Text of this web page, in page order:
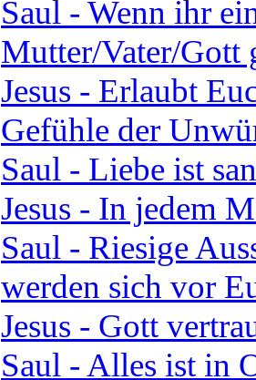
Saul - Wenn ihr
Mutter/Vater/Gott
Jesus - Erlaubt
Gefühle der
Saul - Liebe ist
Jesus - In jedem
Saul - Riesige
werden sich vor
Jesus - Gott
Saul - Alles ist in